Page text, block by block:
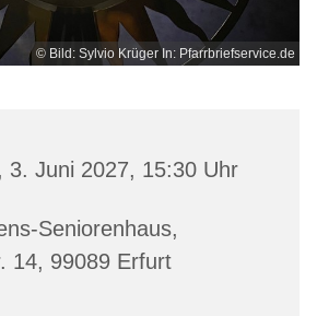
© Bild: Sylvio Krüger In: Pfarrbriefservice.de
3. Juni 2027, 15:30 Uhr
Seniorenhaus,
14, 99089 Erfurt